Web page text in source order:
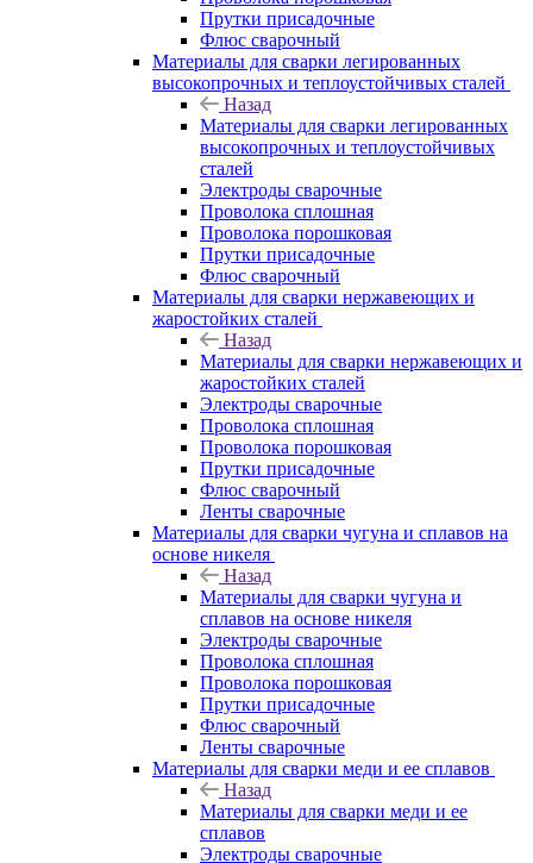
Прутки присадочные
Флюс сварочный
Материалы для сварки легированных
высокопрочных и теплоустойчивых сталей
Назад
Материалы для сварки легированных
высокопрочных и теплоустойчивых
сталей
Электроды сварочные
Проволока сплошная
Проволока порошковая
Прутки присадочные
Флюс сварочный
Материалы для сварки нержавеющих и
жаростойких сталей
Назад
Материалы для сварки нержавеющих и
жаростойких сталей
Электроды сварочные
Проволока сплошная
Проволока порошковая
Прутки присадочные
Флюс сварочный
Ленты сварочные
Материалы для сварки чугуна и сплавов на
основе никеля
Назад
Материалы для сварки чугуна и
сплавов на основе никеля
Электроды сварочные
Проволока сплошная
Проволока порошковая
Прутки присадочные
Флюс сварочный
Ленты сварочные
Материалы для сварки меди и ее сплавов
Назад
Материалы для сварки меди и ее
сплавов
Электроды сварочные